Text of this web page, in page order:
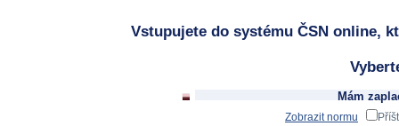
Vstupujete do systému ČSN online,
Mám
Zobrazit normu